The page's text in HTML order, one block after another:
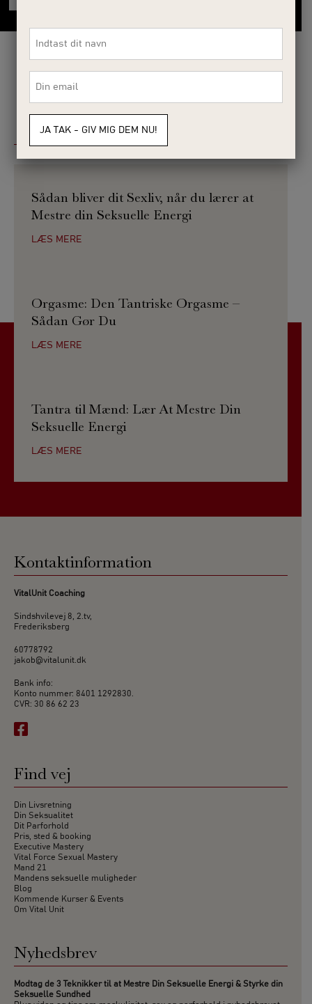
BLIV KLOGERE PÅ DIN SEKSUALITET
VitalUnit blog
Sådan bliver dit Sexliv, når du lærer at
Mestre din Seksuelle Energi
LÆS MERE
Orgasme: Den Tantriske Orgasme –
Sådan Gør Du
LÆS MERE
Tantra til Mænd: Lær At Mestre Din
Seksuelle Energi
LÆS MERE
Kontaktinformation
VitalUnit Coaching
Sindshvilevej 8, 2.tv,
Frederiksberg
60778792
jakob@vitalunit.dk
Bank info:
Konto nummer: 8401 1292830.
CVR: 30 86 62 23
Find vej
Din Livsretning
Din Seksualitet
Dit Parforhold
Pris, sted & booking
Executive Mastery
Vital Force Sexual Mastery
Mand 21
Mandens seksuelle muligheder
Blog
Kommende Kurser & Events
Om Vital Unit
Nyhedsbrev
Modtag de 3 Teknikker til at Mestre Din Seksuelle Energi & Styrke din
Seksuelle Sundhed
mail
*